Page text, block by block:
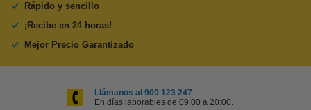
Rápido y sencillo
¡Recibe en 24 horas!
Mejor Precio Garantizado
Llámanos al 900 123 247
En días laborables de 09:00 a 20:00.